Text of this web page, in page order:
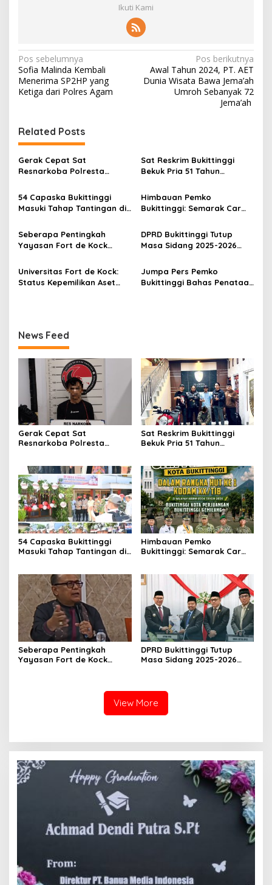
Ikuti Kami
N
a
v
g
a
s
i
p
o
s
Pos sebelumnya
Sofia Malinda Kembali
Menerima SP2HP yang
Ketiga dari Polres Agam
Pos berikutnya
Awal Tahun 2024, PT. AET
Dunia Wisata Bawa Jema’ah
Umroh Sebanyak 72
Jema’ah
Related Posts
Gerak Cepat Sat
Resnarkoba Polresta
Sabu Berhasil Diamankan
Sat Reskrim Bukittinggi
Bekuk Pria 51 Tahun
Scoopy
54 Capaska Bukittinggi
Masuki Tahap Tantingan di
Himbauan Pemko
Bukittinggi: Semarak Car
HUT ke I Komando Daerah
Militer (KODAM) XX/Tuanku
Imam Bonjol
Seberapa Pentingkah
Yayasan Fort de Kock
Perekonomian Masyarakat
Jam Gadang?
DPRD Bukittinggi Tutup
Masa Sidang 2025-2026
2026-2027, Wako Ramlan
Beri Apresiasi
Universitas Fort de Kock:
Status Kepemilikan Aset
Jumpa Pers Pemko
Bukittinggi Bahas Penataan
News Feed
Gerak Cepat Sat
Resnarkoba Polresta
Sat Reskrim Bukittinggi
Bekuk Pria 51 Tahun
54 Capaska Bukittinggi
Masuki Tahap Tantingan di
Himbauan Pemko
Bukittinggi: Semarak Car
Militer (KODAM) XX/Tuanku
Imam Bonjol
Seberapa Pentingkah
Yayasan Fort de Kock
DPRD Bukittinggi Tutup
Masa Sidang 2025-2026
View More